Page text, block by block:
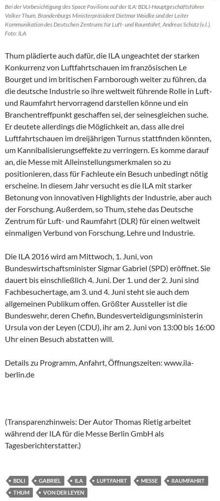
Bei der Vorbesichtigung des Space Pavilions auf der ILA: BDLI-Hauptgeschäftsführer
Volker Thum, Brandenburgs Ministerpräsident Dietmar Woidke und der Leiter
Kommunikation des Deutschen Zentrums für Luft- und Raumfahrt, Andreas Schütz (v.l.).
Foto: ILA
Thum plädierte auch dafür, die ILA ungeachtet der starken
Konkurrenz von Luftfahrtschauen im französischen Le
Bourget und im britischen Farnborough weiter zu führen, da
die deutsche Industrie so ihre weltweit führende Rolle in Luft-
und Raumfahrt hervorragend darstellen könne und ein
Branchentreffpunkt geschaffen sei, der seinesgleichen suche.
Er deutete allerdings die Möglichkeit an, dass alle drei
Luftfahrtschauen im dreijährigen Turnus stattfinden könnten,
um Kannibalisierungseffekte zu verringern. Es komme darauf
an, die Messe mit Alleinstellungsmerkmalen so zu
positionieren, dass für Fachleute ein Besuch unbedingt nötig
erscheine. In diesem Jahr versucht es die ILA mit starker
Betonung von innovativen Highlights der Industrie, aber auch
der Forschung. Außerdem, so Thum, stehe das Deutsche
Zentrum für Luft- und Raumfahrt (DLR) für einen weltweit
einmaligen Verbund von Forschung, Lehre und Industrie.
Die ILA 2016 wird am Mittwoch, 1. Juni, von
Bundeswirtschaftsminister Sigmar Gabriel (SPD) eröffnet. Sie
dauert bis einschließlich 4. Juni. Der 1. und der 2. Juni sind
Fachbesuchertage, am 3. und 4. Juni steht sie auch dem
allgemeinen Publikum offen. Größter Aussteller ist die
Bundeswehr, deren Chefin, Bundesverteidigungsministerin
Ursula von der Leyen (CDU), ihr am 2. Juni von 13:00 bis 16:00
Uhr einen Besuch abstatten will.
Details zu Programm, Anfahrt, Öffnungszeiten: www.ila-
berlin.de
(Transparenzhinweis: Der Autor Thomas Rietig arbeitet
während der ILA für die Messe Berlin GmbH als
Tagesberichterstatter.)
BDLI GABRIEL ILA LUFTFAHRT MESSE
RAUMFAHRT
THUM
VON DER LEYEN